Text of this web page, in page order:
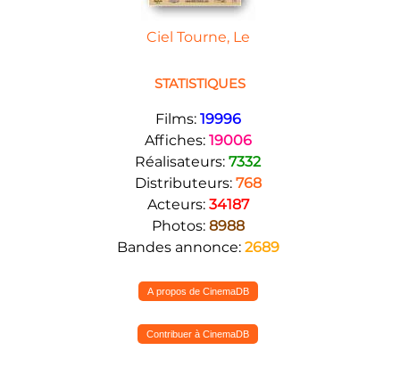
Ciel Tourne, Le
STATISTIQUES
Films: 19996
Affiches: 19006
Réalisateurs: 7332
Distributeurs: 768
Acteurs: 34187
Photos: 8988
Bandes annonce: 2689
A propos de CinemaDB
Contribuer à CinemaDB